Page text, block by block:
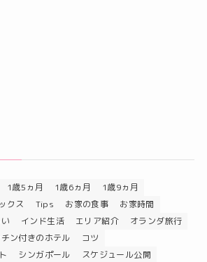
1歳5ヵ月 1歳6ヵ月
1歳9ヵ月
クス Tips お家の食事
お家時間
インド生活 エリア紹介
オランダ旅行
ン付きのホテル
コツ
シンガポール
スケジュール公開